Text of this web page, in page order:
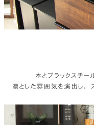
下台仕様（80cm3杯引出
3杯引出、フルオープン
スライド棚、コンセント
天板サイズ
幅180×奥行48×高さ3(cm)
下台サイズ（60cmオー
幅60×奥行48×高さ92(cm)